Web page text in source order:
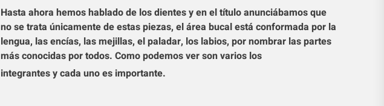
Hasta ahora hemos hablado de los dientes y en el título anunciábamos que
no se trata únicamente de estas piezas, el área bucal está conformada por la
lengua, las encías, las mejillas, el paladar, los labios, por nombrar las partes
más conocidas por todos. Como podemos ver son varios los
integrantes y cada uno es importante.